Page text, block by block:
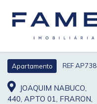
Apartamento REF AP738
JOAQUIM NABUCO,
440, APTO 01, FRARON,